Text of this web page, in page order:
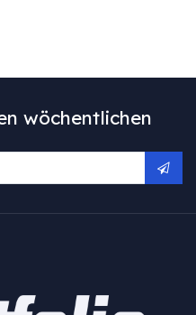
wöchentlichen